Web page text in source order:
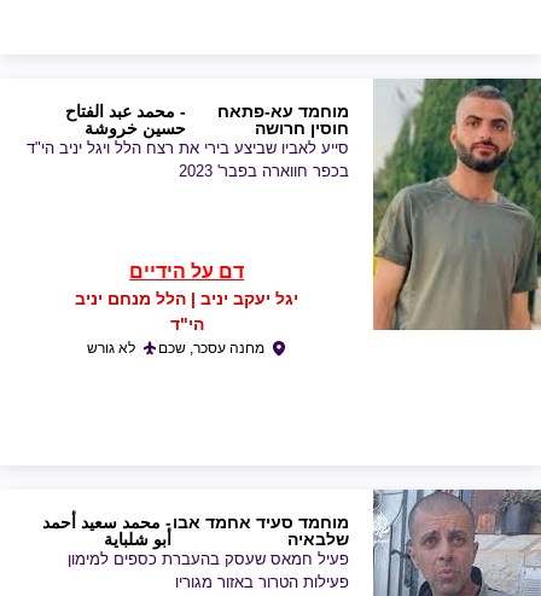
מוחמד עא-פתאח
חוסין חרושה
- محمد عبد الفتاح
حسين خروشة
סייע לאביו שביצע בירי את רצח הלל ויגל יניב הי"ד
בכפר חווארה בפבר' 2023
דם על הידיים
יגל יעקב יניב | הלל מנחם יניב
הי"ד
מחנה עסכר, שכם לא גורש
מוחמד סעיד אחמד אבו
שלבאיה
- محمد سعيد أحمد
أبو شلباية
פעיל חמאס שעסק בהעברת כספים למימון
פעילות הטרור באזור מגוריו